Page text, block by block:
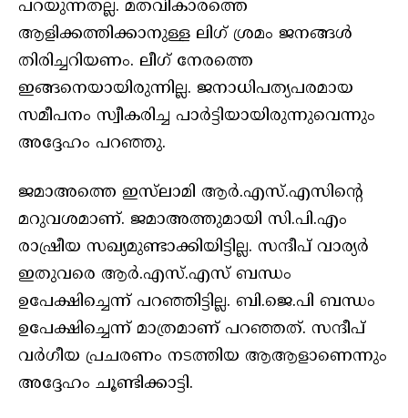
പറയുന്നതല്ല. മതവികാരത്തെ
ആളിക്കത്തിക്കാനുള്ള ലിഗ് ശ്രമം ജനങ്ങൾ
തിരിച്ചറിയണം. ലീഗ് നേരത്തെ
ഇങ്ങനെയായിരുന്നില്ല. ജനാധിപത്യപരമായ
സമീപനം സ്വീകരിച്ച പാർട്ടിയായിരുന്നുവെന്നും
അദ്ദേഹം പറഞ്ഞു.
ജമാഅത്തെ ഇസ്‌ലാമി ആർ.എസ്.എസിന്റെ
മറുവശമാണ്. ജമാഅത്തുമായി സി.പി.എം
രാഷ്രീയ സഖ്യമുണ്ടാക്കിയിട്ടില്ല. സന്ദീപ് വാര്യർ
ഇതുവരെ ആർ.എസ്.എസ് ബന്ധം
ഉപേക്ഷിച്ചെന്ന് പറഞ്ഞിട്ടില്ല. ബി.ജെ.പി ബന്ധം
ഉപേക്ഷിച്ചെന്ന് മാത്രമാണ് പറഞ്ഞത്. സന്ദീപ്
വർഗീയ പ്രചരണം നടത്തിയ ആആളാണെന്നും
അദ്ദേഹം ചൂണ്ടിക്കാട്ടി.